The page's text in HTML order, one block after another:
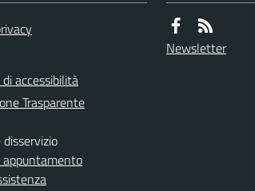
accessibilità
Trasparente
appuntamento
Newsletter